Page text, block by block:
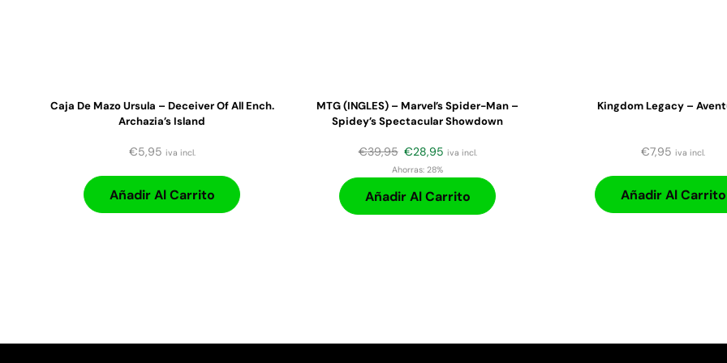
Caja De Mazo Ursula – Deceiver Of All Ench.
Archazia’s Island
€5,95 iva incl.
Añadir Al Carrito
MTG (INGLES) – Marvel’s Spider-Man –
Spidey’s Spectacular Showdown
€39,95 €28,95 iva incl.
Ahorras: 28%
Añadir Al Carrito
Kingdom Legacy –
€7,95 iva incl.
Añadir Al Carrito